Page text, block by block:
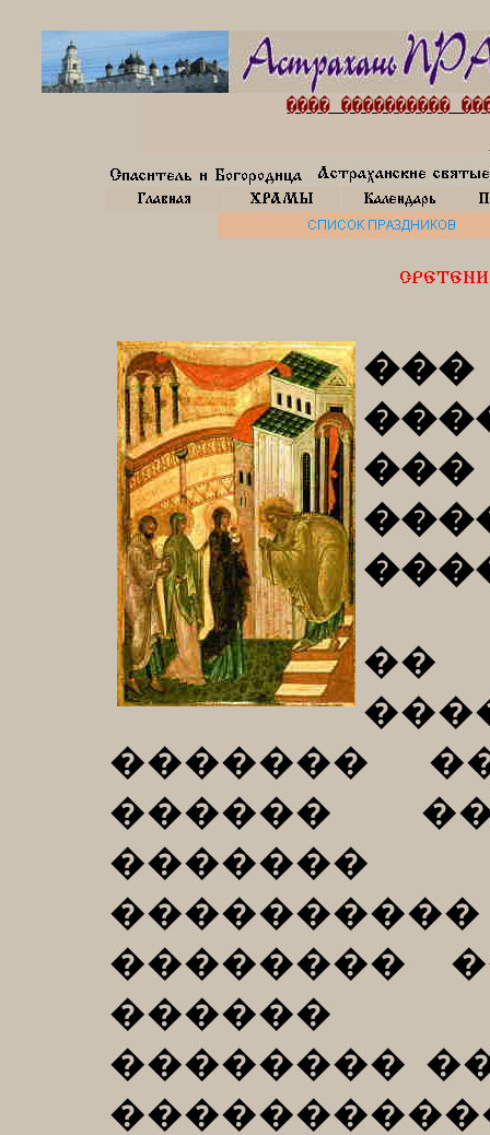
���� ����������
���
�������
������
��������
������
��������